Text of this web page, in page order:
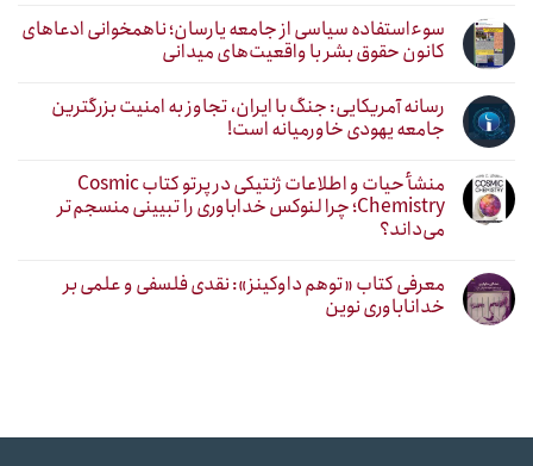
سوءاستفاده سیاسی از جامعه یارسان؛ ناهمخوانی ادعاهای
کانون حقوق بشر با واقعیت‌های میدانی
رسانه آمریکایی: جنگ با ایران، تجاوز به امنیت بزرگترین
جامعه یهودی خاورمیانه است!
منشأ حیات و اطلاعات ژنتیکی در پرتو کتاب Cosmic
Chemistry؛ چرا لنوکس خداباوری را تبیینی منسجم‌تر
می‌داند؟
معرفی کتاب «توهم داوکینز»: نقدی فلسفی و علمی بر
خداناباوری نوین